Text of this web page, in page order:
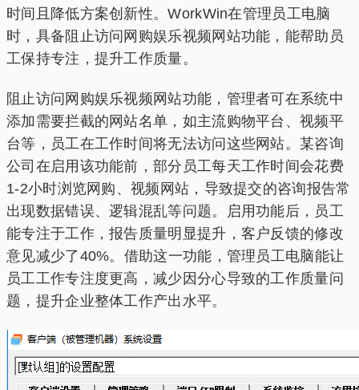
时间且降低方案创新性。WorkWin在管理员工电脑
时，具备阻止访问网购娱乐视频网站功能，能帮助员
工保持专注，提升工作质量。
阻止访问网购娱乐视频网站功能，管理者可在系统中
添加需要拦截的网站名单，如主流购物平台、视频平
台等，员工在工作时间将无法访问这些网站。某咨询
公司在启用该功能前，部分员工每天工作时间会花费
1-2小时浏览网购、视频网站，导致提交的咨询报告常
出现数据错误、逻辑混乱等问题。启用功能后，员工
能专注于工作，报告质量明显提升，客户反馈的修改
意见减少了40%。借助这一功能，管理员工电脑能让
员工工作专注度更高，减少因分心导致的工作质量问
题，提升企业整体工作产出水平。